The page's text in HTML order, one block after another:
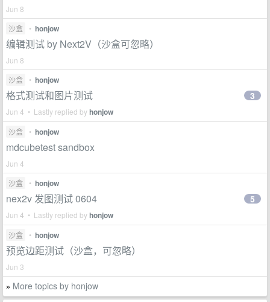
Jun 8
沙盒
• honjow
编辑测试 by Next2V（沙盒可忽略）
Jun 8
沙盒
• honjow
格式测试和图片测试
Jun 4 • Lastly replied byhonjow
3
沙盒 • honjow
mdcubetest sandbox
Jun 4
沙盒
• honjow
nex2v 发图测试 0604
Jun 4 • Lastly replied byhonjow
5
沙盒 • honjow
预览边距测试（沙盒，可忽略）
Jun 3
» More topics by honjow